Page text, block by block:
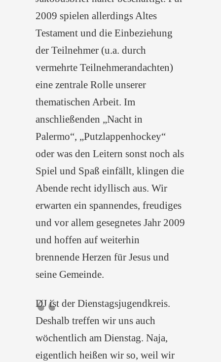
2009 spielen allerdings Altes
Testament und die Einbeziehung
der Teilnehmer (u.a. durch
vermehrte Teilnehmerandachten)
eine zentrale Rolle unserer
thematischen Arbeit. Im
anschließenden „Nacht in
Palermo“, „Putzlappenhockey“
oder was den Leitern sonst noch als
Spiel und Spaß einfällt, klingen die
Abende recht idyllisch aus. Wir
erwarten ein spannendes, freudiges
und vor allem gesegnetes Jahr 2009
und hoffen auf weiterhin
brennende Herzen für Jesus und
seine Gemeinde.
DJ ist der Dienstagsjugendkreis.
Deshalb treffen wir uns auch
wöchentlich am Dienstag. Naja,
eigentlich heißen wir so, weil wir